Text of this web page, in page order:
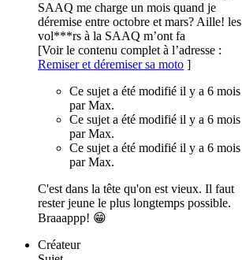
SAAQ me charge un mois quand je
déremise entre octobre et mars? Aille! les
vol***rs à la SAAQ m’ont fa
[Voir le contenu complet à l’adresse :
Remiser et déremiser sa moto ]
Ce sujet a été modifié il y a 6 mois
par Max.
Ce sujet a été modifié il y a 6 mois
par Max.
Ce sujet a été modifié il y a 6 mois
par Max.
C'est dans la tête qu'on est vieux. Il faut
rester jeune le plus longtemps possible.
Braaappp! 😁
Créateur